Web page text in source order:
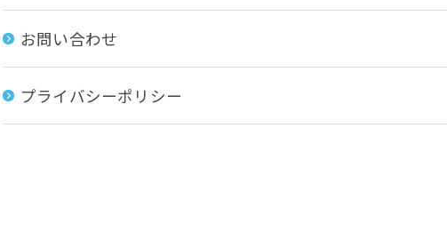
お問い合わせ
プライバシーポリシー